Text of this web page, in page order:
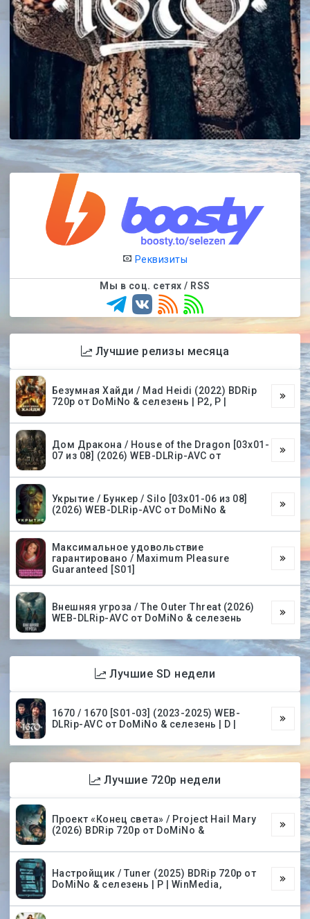
Реквизиты
Мы в соц. сетях / RSS
Лучшие релизы месяца
Безумная Хайди / Mad Heidi (2022) BDRip
720p от DoMiNo & селезень | P2, P |
Дом Дракона / House of the Dragon [03х01-
07 из 08] (2026) WEB-DLRip-AVC от
Укрытие / Бункер / Silo [03х01-06 из 08]
(2026) WEB-DLRip-AVC от DoMiNo &
Максимальное удовольствие
гарантировано / Maximum Pleasure
Guaranteed [S01]
Внешняя угроза / The Outer Threat (2026)
WEB-DLRip-AVC от DoMiNo & селезень
Лучшие SD недели
1670 / 1670 [S01-03] (2023-2025) WEB-
DLRip-AVC от DoMiNo & селезень | D |
Лучшие 720p недели
Проект «Конец света» / Project Hail Mary
(2026) BDRip 720p от DoMiNo &
Настройщик / Tuner (2025) BDRip 720p от
DoMiNo & селезень | P | WinMedia,